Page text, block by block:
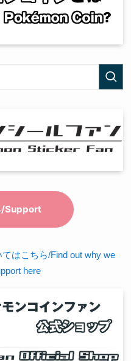
はこちら/Find out why we
here